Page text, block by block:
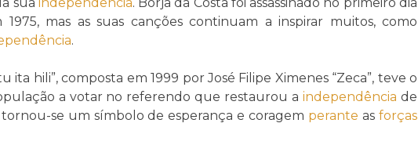
1975, mas as suas canções continuam a inspirar muitos, como
.
ita hili”, composta em 1999 por José Filipe Ximenes “Zeca”, teve o
a votar no referendo que restaurou aindependência de
se um símbolo de esperança e coragem perante asforças